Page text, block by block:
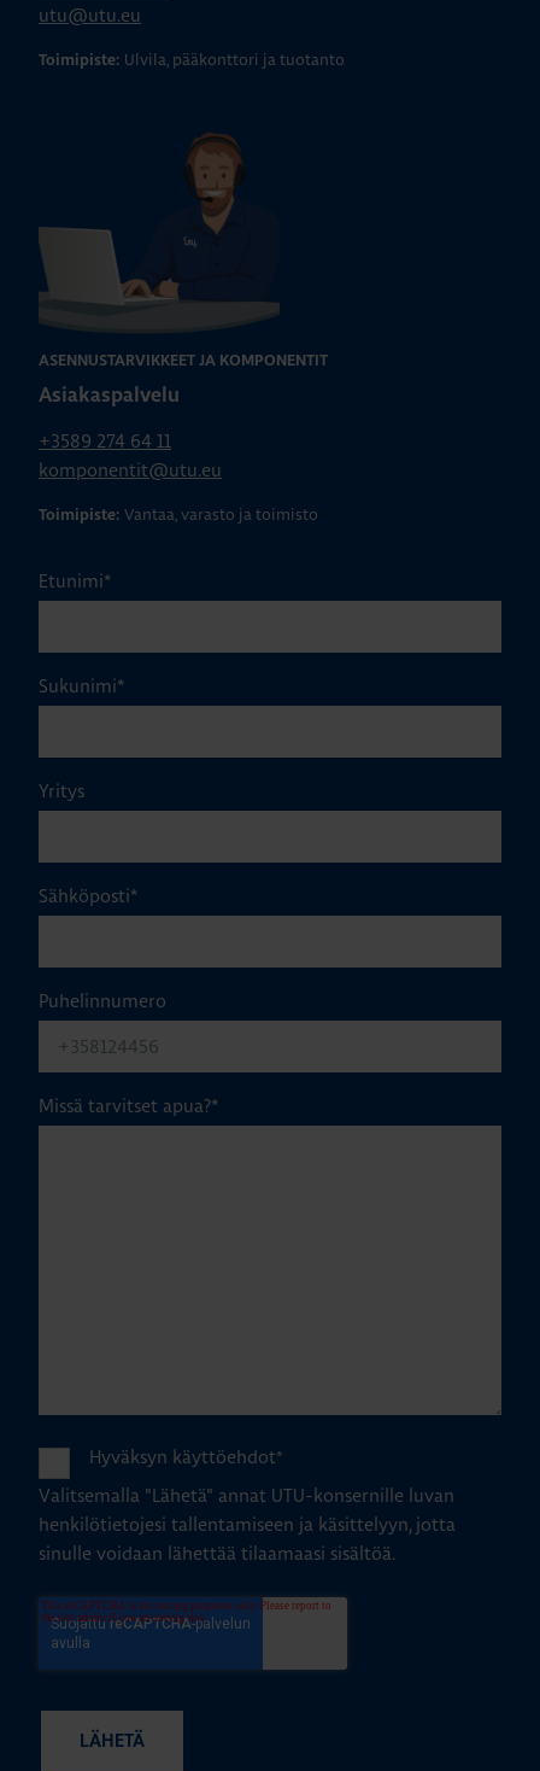
utu@utu.eu
Toimipiste: Ulvila, pääkonttori ja tuotanto
ASENNUSTARVIKKEET JA KOMPONENTIT
Asiakaspalvelu
+3589 274 64 11
komponentit@utu.eu
Toimipiste: Vantaa, varasto ja toimisto
Etunimi*
Sukunimi*
Yritys
Sähköposti*
Puhelinnumero
Missä tarvitset apua?*
Hyväksyn käyttöehdot*
Valitsemalla "Lähetä" annat UTU-konsernille luvan
henkilötietojesi tallentamiseen ja käsittelyyn, jotta
sinulle voidaan lähettää tilaamaasi sisältöä.